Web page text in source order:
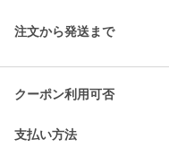
注文から発送まで
クーポン利用可否
支払い方法